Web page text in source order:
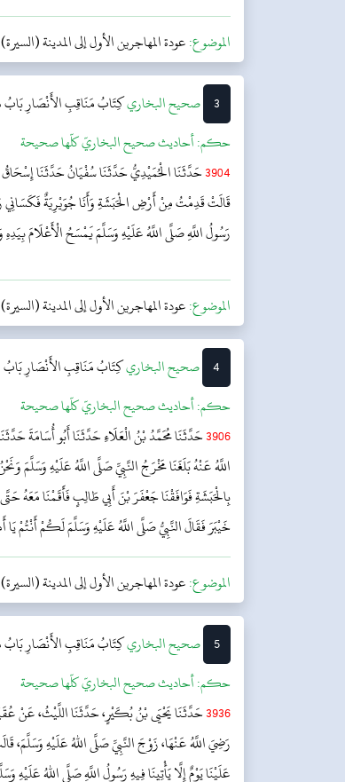
الموضوع:عودة المهاجرين الأول إلى المدينة (السيرة)
3 ‌‌صحيح البخاريکِتَابُ مَنَاقِبِ الأَنْصَارِبَابُ
حکم:أحاديث صحيح البخاريّ كلّها صحيحة
3904حَدَّثَنَا الْحُمَيْدِيُّ حَدَّثَنَا سُفْيَانُ حَدَّثَنَا
قَالَتْ قَدِمْتُ مِنْ أَرْضِ الْحَبَشَةِ وَأَنَا جُوَيْرِيَةٌ فَكَسَانِي
رَسُولُ اللَّهِ صَلَّى اللَّهُ عَلَيْهِ وَسَلَّمَ يَمْسَحُ الْأَعْلَامَ
الموضوع:عودة المهاجرين الأول إلى المدينة (السيرة)
4 ‌‌صحيح البخاريکِتَابُ مَنَاقِبِ الأَنْصَارِ
حکم:أحاديث صحيح البخاريّ كلّها صحيحة
3906حَدَّثَنَا مُحَمَّدُ بْنُ الْعَلَاءِ حَدَّثَنَا أَبُو أُسَامَةَ
اللَّهُ عَنْهُ بَلَغَنَا مَخْرَجُ النَّبِيِّ صَلَّى اللَّهُ عَلَيْهِ وَسَلَّمَ
بِالْحَبَشَةِ فَوَافَقْنَا جَعْفَرَ بْنَ أَبِي طَالِبٍ فَأَقَمْنَا مَعَهُ
خَيْبَرَ فَقَالَ النَّبِيُّ صَلَّى اللَّهُ عَلَيْهِ وَسَلَّمَ لَكُمْ أَنْتُمْ
الموضوع:عودة المهاجرين الأول إلى المدينة (السيرة)
5 ‌‌صحيح البخاريکِتَابُ مَنَاقِبِ الأَنْصَارِبَابُ
حکم:أحاديث صحيح البخاريّ كلّها صحيحة
3936حَدَّثَنَا يَحْيَى بْنُ بُكَيْرٍ، حَدَّثَنَا اللَّيْثُ، عَنْ
رَضِيَ اللَّهُ عَنْهَا، زَوْجَ النَّبِيِّ صَلَّى اللهُ عَلَيْهِ وَسَلَّمَ،
عَلَيْنَا يَوْمٌ إِلَّا يَأْتِينَا فِيهِ رَسُولُ اللَّهِ صَلَّى اللهُ